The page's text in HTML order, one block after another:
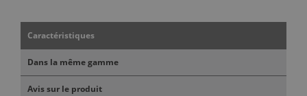
Caractéristiques
Dans la même gamme
Avis sur le produit